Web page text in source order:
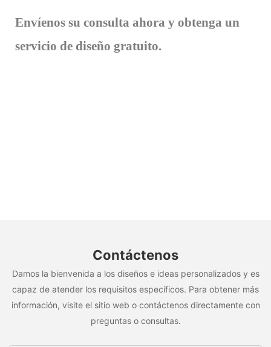
Envíenos su consulta ahora y obtenga un
servicio de diseño gratuito.
Contáctenos
Damos la bienvenida a los diseños e ideas personalizados y es
capaz de atender los requisitos específicos. Para obtener más
información, visite el sitio web o contáctenos directamente con
preguntas o consultas.